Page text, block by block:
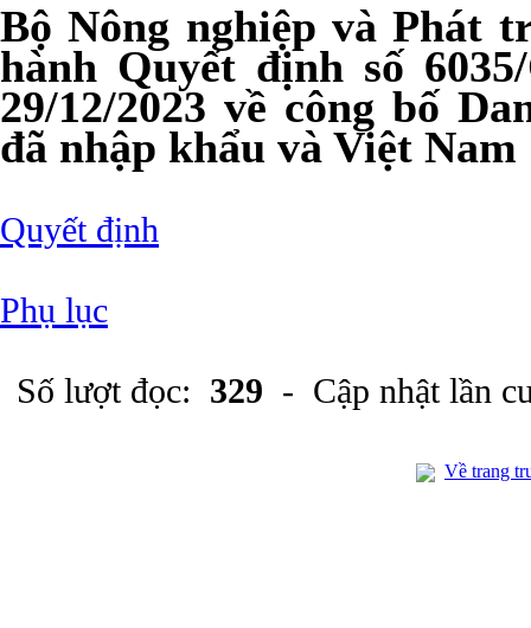
Bộ Nông nghiệp và Phát
hành Quyết định số
29/12/2023 về công bố
đã nhập khẩu và Việt Nam
Quyết định
Phụ lục
Số lượt đọc: 329 - Cập nhật lần
Về trang